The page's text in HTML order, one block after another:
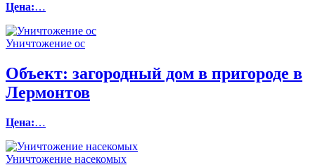
Цена:…
Уничтожение ос
Объект: загородный дом в пригороде в
Лермонтов
Цена:…
Уничтожение насекомых